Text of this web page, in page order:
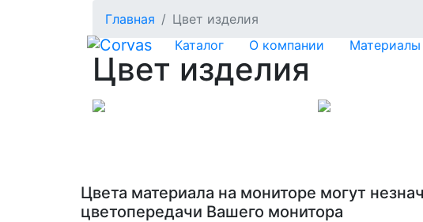
Каталог О компании Материалы
Главная Цвет изделия
Цвет изделия
Цвета материала на мониторе могут
цветопередачи Вашего монитора